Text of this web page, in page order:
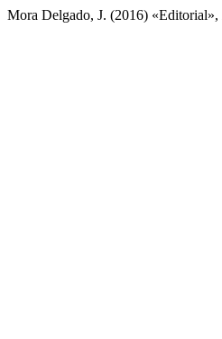
Mora Delgado, J. (2016) «Editorial»,